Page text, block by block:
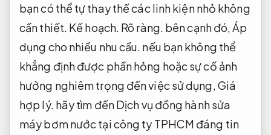
bạn có thể tự thay thế các linh kiện nhỏ không
cần thiết. Kế hoạch. Rõ ràng. bên cạnh đó,Áp
dụng cho nhiều nhu cầu. nếu bạn không thể
khẳng định được phần hỏng hoặc sự cố ảnh
hưởng nghiêm trọng đến việc sử dụng,Giá
hợp lý. hãy tìm đến Dịch vụ đồng hành sửa
máy bơm nước tại công ty TPHCM đáng tin